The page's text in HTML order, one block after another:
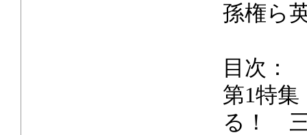
孫権ら
目次：
第1特
る！